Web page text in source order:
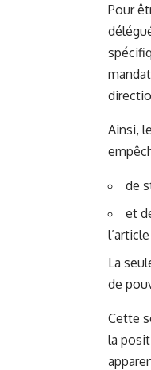
Pour
Ainsi,
de
et
La
de
Cette
la